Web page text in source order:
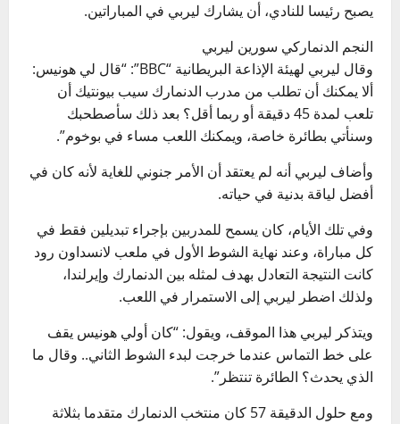
يصبح رئيسا للنادي، أن يشارك ليربي في المباراتين.
النجم الدنماركي سورين ليربي
وقال ليربي لهيئة الإذاعة البريطانية “BBC”: “قال لي هونيس:
ألا يمكنك أن تطلب من مدرب الدنمارك سيب بيونتيك أن
تلعب لمدة 45 دقيقة أو ربما أقل؟ بعد ذلك سأصطحبك
وسنأتي بطائرة خاصة، ويمكنك اللعب مساء في بوخوم”.
وأضاف ليربي أنه لم يعتقد أن الأمر جنوني للغاية لأنه كان في
أفضل لياقة بدنية في حياته.
وفي تلك الأيام، كان يسمح للمدربين بإجراء تبديلين فقط في
كل مباراة، وعند نهاية الشوط الأول في ملعب لانسداون رود
كانت النتيجة التعادل بهدف لمثله بين الدنمارك وإيرلندا،
ولذلك اضطر ليربي إلى الاستمرار في اللعب.
ويتذكر ليربي هذا الموقف، ويقول: “كان أولي هونيس يقف
على خط التماس عندما خرجت لبدء الشوط الثاني.. وقال ما
الذي يحدث؟ الطائرة تنتظر”.
ومع حلول الدقيقة 57 كان منتخب الدنمارك متقدما بثلاثة